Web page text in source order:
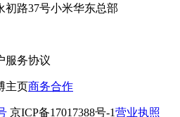
初路37号小米华东总部
服务协议
主页商务合作
京ICP备17017388号-1营业执照